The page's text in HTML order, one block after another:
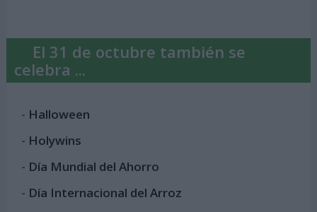
El 31 de octubre también se
celebra ...
- Halloween
- Holywins
- Día Mundial del Ahorro
- Día Internacional del Arroz